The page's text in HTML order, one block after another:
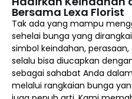
Bersama Lexa Florist
Tak ada yang mampu
sehelai bunga yang
simbol keindahan,
selalu bisa diucapkan
sebagai sahabat Anda
melalui rangkaian bunga